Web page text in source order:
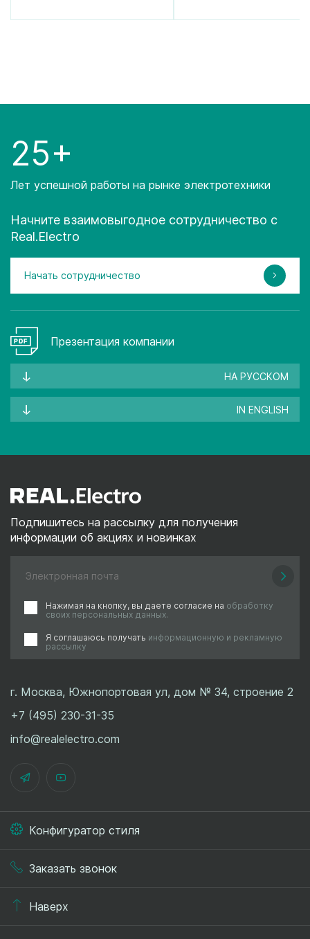
25+
Лет успешной работы на рынке электротехники
Начните взаимовыгодное сотрудничество с
Real.Electro
Начать сотрудничество
Презентация компании
НА РУССКОМ
IN ENGLISH
Подпишитесь на рассылку для получения
информации об акциях и новинках
Нажимая на кнопку, вы даете согласие на обработку
своих персональных данных.
Я соглашаюсь получать информационную и рекламную
рассылку
г. Москва, Южнопортовая ул, дом № 34, строение 2
+7 (495) 230-31-35
info@realelectro.com
Конфигуратор стиля
Заказать звонок
Наверх